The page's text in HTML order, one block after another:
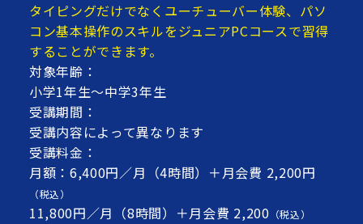
タイピングだけでなくユーチューバー体験、パソ
コン基本操作のスキルをジュニアPCコースで習得
することができます。
対象年齢：
小学1年生～中学3年生
受講期間：
受講内容によって異なります
受講料金：
月額：6,400円／月（4時間）＋月会費 2,200円
（税込）
11,800円／月（8時間）＋月会費 2,200 （税込）